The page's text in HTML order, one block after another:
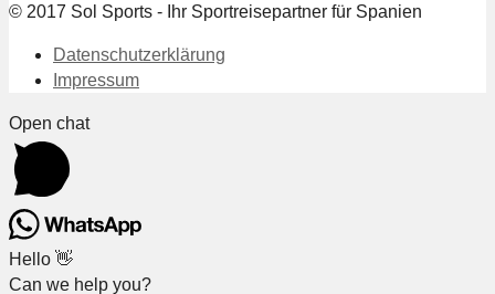
© 2017 Sol Sports - Ihr Sportreisepartner für Spanien
Datenschutzerklärung
Impressum
Open chat
Hello 👋
Can we help you?